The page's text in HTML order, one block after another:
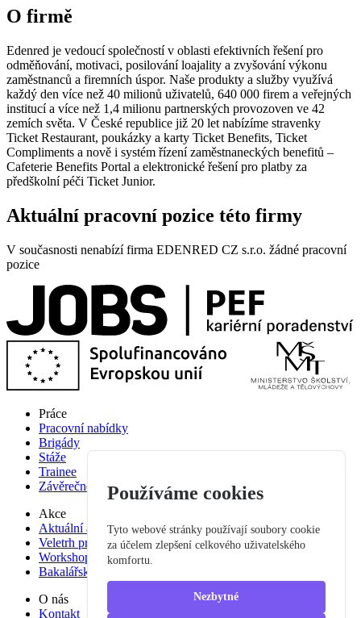
O firmě
Edenred je vedoucí společností v oblasti efektivních řešení pro
odměňování, motivaci, posilování loajality a zvyšování výkonu
zaměstnanců a firemních úspor. Naše produkty a služby využívá
každý den více než 40 milionů uživatelů, 640 000 firem a veřejných
institucí a více než 1,4 milionu partnerských provozoven ve 42
zemích světa. V České republice již 20 let nabízíme stravenky
Ticket Restaurant, poukázky a karty Ticket Benefits, Ticket
Compliments a nově i systém řízení zaměstnaneckých benefitů –
Cafeterie Benefits Portal a elektronické řešení pro platby za
předškolní péči Ticket Junior.
Aktuální pracovní pozice této firmy
V současnosti nenabízí firma EDENRED CZ s.r.o. žádné pracovní
pozice
Práce
Pracovní nabídky
Brigády
Stáže
Trainee
Závěrečné práce
Akce
Aktuální akce
Veletrh pracovních příležitostí
Workshop studium pro praxi
Bakalářská praxe
O nás
Kontakt
Používáme cookies
Tyto webové stránky používají soubory cookie
za účelem zlepšení celkového uživatelského
komfortu.
Nezbytné